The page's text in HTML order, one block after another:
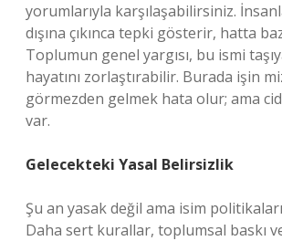
yorumlarıyla karşılaşabilirsiniz.
dışına çıkınca tepki gösterir, hatta
Toplumun genel yargısı, bu ismi
hayatını zorlaştırabilir. Burada işin
görmezden gelmek hata olur; ama
var.
Gelecekteki Yasal Belirsizlik
Şu an yasak değil ama isim
Daha sert kurallar, toplumsal baskı